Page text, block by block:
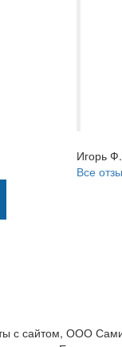
Игорь Ф.
Все
с сайтом, ООО